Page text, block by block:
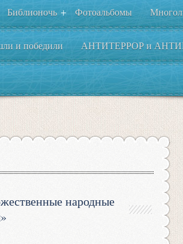
Библионочь + Фотоальбомы
и победили АНТИТЕРРОР и
народные